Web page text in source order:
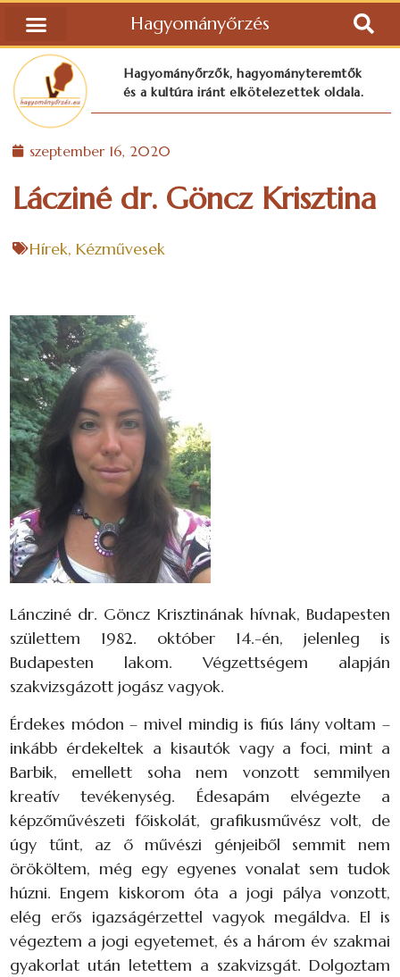
Hagyományőrzés
Hagyományőrzők, hagyományteremtők
és a kultúra iránt elkötelezettek oldala.
szeptember 16, 2020
Lácziné dr. Göncz Krisztina
Hírek,Kézművesek
Láncziné dr. Göncz Krisztinának hívnak, Budapesten
születtem 1982. október 14.-én, jelenleg is
Budapesten lakom. Végzettségem alapján
szakvizsgázott jogász vagyok.
Érdekes módon – mivel mindig is fiús lány voltam –
inkább érdekeltek a kisautók vagy a foci, mint a
Barbik, emellett soha nem vonzott semmilyen
kreatív tevékenység. Édesapám elvégezte a
képzőművészeti főiskolát, grafikusművész volt, de
úgy tűnt, az ő művészi génjeiből semmit nem
örököltem, még egy egyenes vonalat sem tudok
húzni. Engem kiskorom óta a jogi pálya vonzott,
elég erős igazságérzettel vagyok megáldva. El is
végeztem a jogi egyetemet, és a három év szakmai
gyakorlat után letettem a szakvizsgát. Dolgoztam